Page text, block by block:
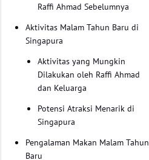
Raffi Ahmad Sebelumnya
Aktivitas Malam Tahun Baru di
Singapura
Aktivitas yang Mungkin
Dilakukan oleh Raffi Ahmad
dan Keluarga
Potensi Atraksi Menarik di
Singapura
Pengalaman Makan Malam Tahun
Baru